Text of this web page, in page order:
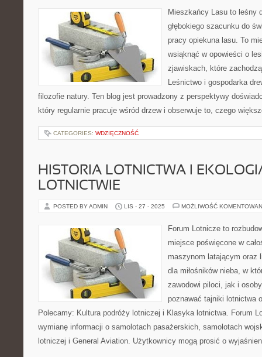
Mieszkańcy Lasu to leśny
głębokiego szacunku do
pracy opiekuna lasu. To
wsiąknąć w opowieści o
zjawiskach, które
Leśnictwo i gospodarka
filozofie natury. Ten blog jest prowadzony z perspektywy
który regularnie pracuje wśród drzew i obserwuje to, czego
CATEGORIES: WDZIĘCZNOŚĆ
HISTORIA LOTNICTWA I
LOTNICTWIE
POSTED BY ADMIN LIS - 27 - 2025 MOŻLIWOŚĆ
Forum Lotnicze to
miejsce poświęcone w
maszynom latającym oraz
dla miłośników nieba, w
zawodowi piloci, jak i
poznawać tajniki lotnictwa
Polecamy: Kultura podróży lotniczej i Klasyka lotnictwa. Forum
wymianę informacji o samolotach pasażerskich, samolotach
lotniczej i General Aviation. Użytkownicy mogą prosić o